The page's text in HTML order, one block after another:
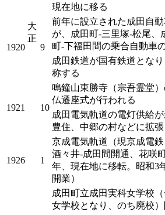
大
正
現在地に移る
1920 9
前年に設立された成田自動
が、成田町-三里塚-松尾、
町-下福田間の乗合自動車
成田鉄道が国有鉄道とな
称する
1921 10
鳴鐘山東勝寺（宗吾霊堂
仏遷座式が行われる
成田電気軌道の電灯供給が
豊住、中郷の村などに拡張
1926 1
京成電気軌道（現京成電鉄
酒々井-成田間開通、花咲
年、現在地に移転。昭和3
開業）
成田町立成田実科女学校
女学校となり、のち廃校